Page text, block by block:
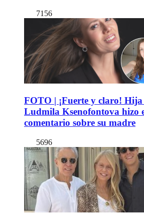
7156
FOTO | ¡Fuerte y claro!
Ludmila Ksenofontova hizo
comentario sobre su madre
5696